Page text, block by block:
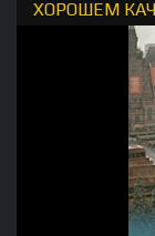
ХОРОШЕМ